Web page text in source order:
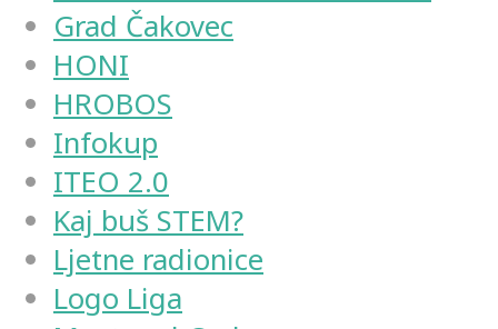
Grad Čakovec
HONI
HROBOS
Infokup
ITEO 2.0
Kaj buš STEM?
Ljetne radionice
Logo Liga